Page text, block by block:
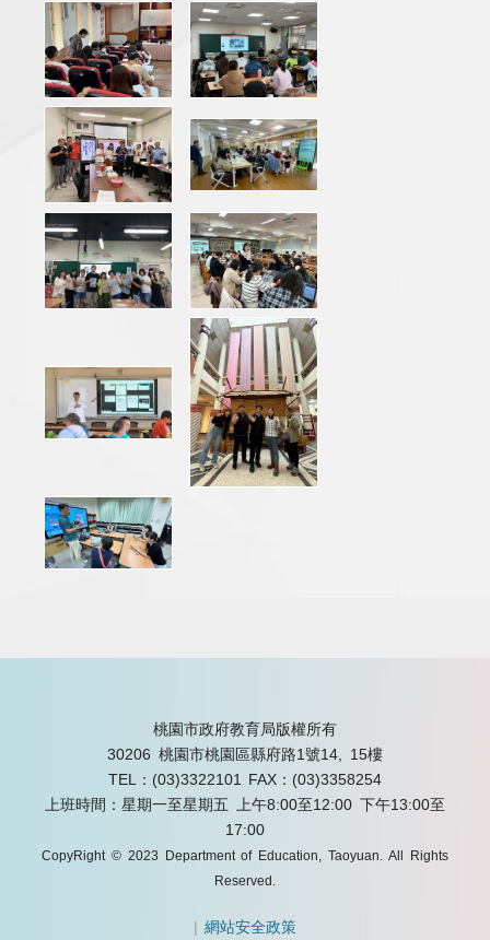
桃園市政府教育局版權所有
30206 桃園市桃園區縣府路1號14, 15樓
TEL：(03)3322101 FAX：(03)3358254
上班時間：星期一至星期五 上午8:00至12:00 下午13:00至
17:00
CopyRight © 2023 Department of Education, Taoyuan. All Rights
Reserved.
|網站安全政策